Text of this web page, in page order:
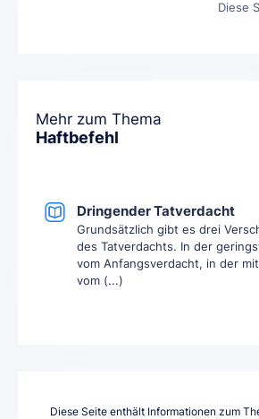
Diese
Mehr zum Thema
Haftbefehl
Dringender Tatverdacht
Grundsätzlich gibt es drei
des Tatverdachts. In der
vom Anfangsverdacht, in der
vom (...)
Diese Seite enthält Informationen zum